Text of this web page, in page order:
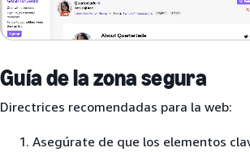
Guía de la zona segura
Directrices recomendadas para la web:
Asegúrate de que los elementos